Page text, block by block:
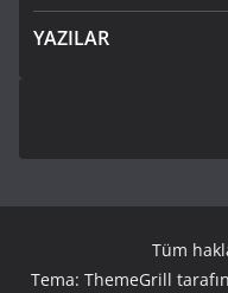
YAZILAR
Tüm
Tema: ThemeGrill